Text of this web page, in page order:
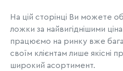
На цій сторінці Ви можете
ложки за найвигіднішими
працюємо на ринку вже
своїм клієнтам лише якісні
широкий асортимент.